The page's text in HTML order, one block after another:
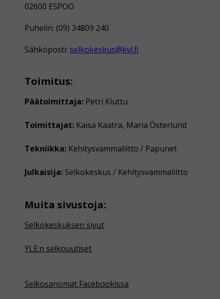
02600 ESPOO
Puhelin: (09) 34809 240
Sähköposti: selkokeskus@kvl.fi
Toimitus:
Päätoimittaja: Petri Kiuttu
Toimittajat: Kaisa Kaatra, Maria Österlund
Tekniikka: Kehitysvammaliitto / Papunet
Julkaisija: Selkokeskus / Kehitysvammaliitto
Muita sivustoja:
Selkokeskuksen sivut
YLE:n selkouutiset
Selkosanomat Facebookissa